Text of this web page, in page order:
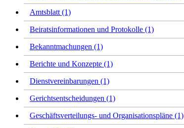
Amtsblatt (1)
Beiratsinformationen und Protokolle (1)
Bekanntmachungen (1)
Berichte und Konzepte (1)
Dienstvereinbarungen (1)
Gerichtsentscheidungen (1)
Geschäftsverteilungs- und Organisationspläne (1)